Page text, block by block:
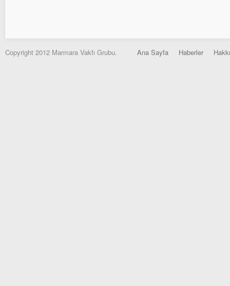
Copyright 2012 Marmara Vakfı Grubu. Ana Sayfa Haberler